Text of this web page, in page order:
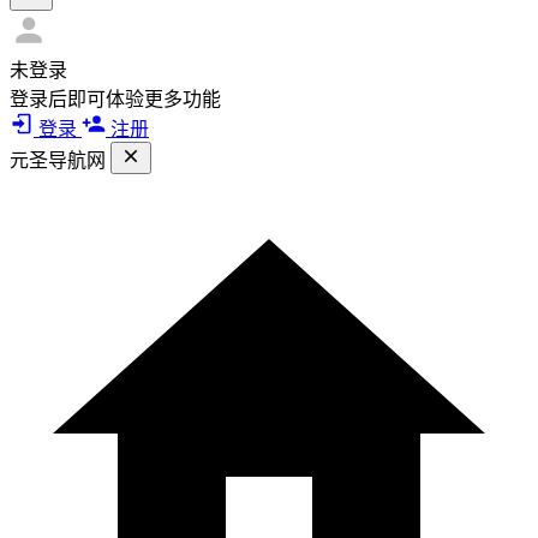
未登录
登录后即可体验更多功能
登录
注册
元圣导航网